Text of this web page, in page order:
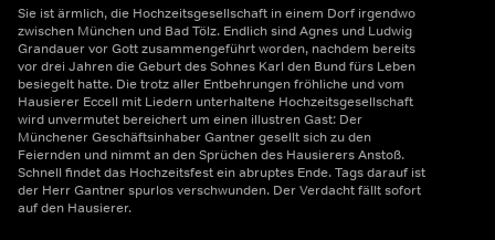
Sie ist ärmlich, die Hochzeitsgesellschaft in einem Dorf irgendwo
zwischen München und Bad Tölz. Endlich sind Agnes und Ludwig
Grandauer vor Gott zusammengeführt worden, nachdem bereits
vor drei Jahren die Geburt des Sohnes Karl den Bund fürs Leben
besiegelt hatte. Die trotz aller Entbehrungen fröhliche und vom
Hausierer Eccell mit Liedern unterhaltene Hochzeitsgesellschaft
wird unvermutet bereichert um einen illustren Gast: Der
Münchener Geschäftsinhaber Gantner gesellt sich zu den
Feiernden und nimmt an den Sprüchen des Hausierers Anstoß.
Schnell findet das Hochzeitsfest ein abruptes Ende. Tags darauf ist
der Herr Gantner spurlos verschwunden. Der Verdacht fällt sofort
auf den Hausierer.